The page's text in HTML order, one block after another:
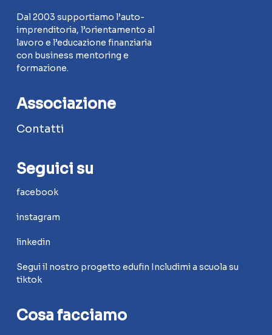
Dal 2003 supportiamo l’auto-
imprenditoria, l’orientamento al
lavoro e l’educazione finanziaria
con business mentoring e
formazione.
Associazione
Contatti
Seguici su
facebook
instagram
linkedin
Segui il nostro progetto edufin Includimi a scuola su
tiktok
Cosa facciamo